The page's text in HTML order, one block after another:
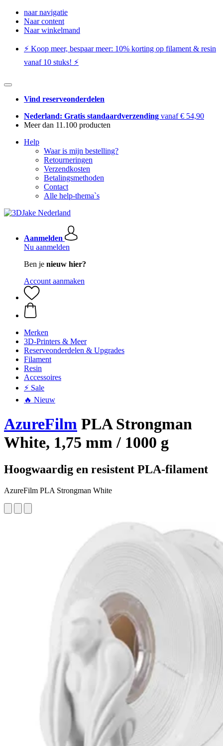
naar navigatie
Naar content
Naar winkelmand
⚡️ Koop meer, bespaar meer: ​​10% korting op filament & resin
vanaf 10 stuks! ⚡️
Vind reserveonderdelen
Nederland: Gratis standaardverzending vanaf € 54,90
Meer dan 11.100 producten
Help
Waar is mijn bestelling?
Retourneringen
Verzendkosten
Betalingsmethoden
Contact
Alle help-thema`s
Aanmelden
Nu aanmelden
Ben je nieuw hier?
Account aanmaken
Merken
3D-Printers & Meer
Reserveonderdelen & Upgrades
Filament
Resin
Accessoires
⚡ Sale
🔥 Nieuw
AzureFilm PLA Strongman
White, 1,75 mm / 1000 g
Hoogwaardig en resistent PLA-filament
AzureFilm PLA Strongman White